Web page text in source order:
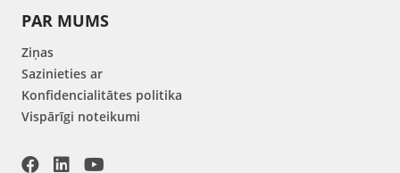
PAR MUMS
Ziņas
Sazinieties ar
Konfidencialitātes politika
Vispārīgi noteikumi